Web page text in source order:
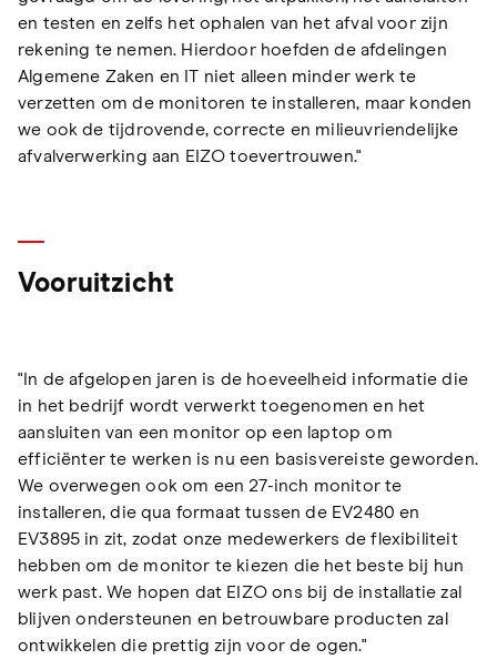
en testen en zelfs het ophalen van het afval voor zijn
rekening te nemen. Hierdoor hoefden de afdelingen
Algemene Zaken en IT niet alleen minder werk te
verzetten om de monitoren te installeren, maar konden
we ook de tijdrovende, correcte en milieuvriendelijke
afvalverwerking aan EIZO toevertrouwen."
Vooruitzicht
"In de afgelopen jaren is de hoeveelheid informatie die
in het bedrijf wordt verwerkt toegenomen en het
aansluiten van een monitor op een laptop om
efficiënter te werken is nu een basisvereiste geworden.
We overwegen ook om een 27-inch monitor te
installeren, die qua formaat tussen de EV2480 en
EV3895 in zit, zodat onze medewerkers de flexibiliteit
hebben om de monitor te kiezen die het beste bij hun
werk past. We hopen dat EIZO ons bij de installatie zal
blijven ondersteunen en betrouwbare producten zal
ontwikkelen die prettig zijn voor de ogen."